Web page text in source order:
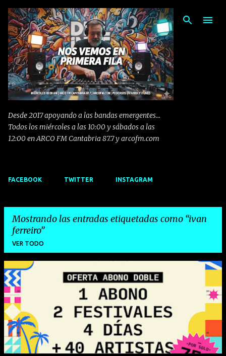
Ir al contenido principal
Desde 2017 apoyando a las bandas emergentes...
Todos los miércoles a las 10:00 y sábados a las
12:00 en ARCO FM Cantabria 87.7 y arcofm.com
FACEBOOK TWITTER INSTAGRAM
Mostrando las entradas etiquetadas como ivan
ferreiro
VER TODO
E
n
t
r
a
d